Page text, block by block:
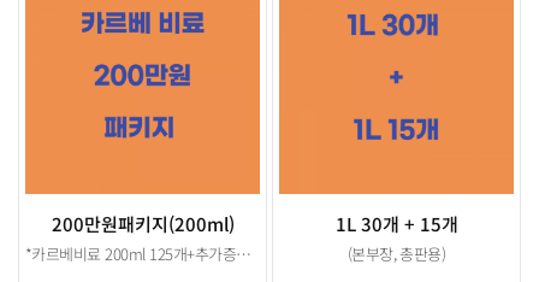
추가증정 : 20L 5개
회원가: 3,650,000
회원가: 730,000
200만원패키지(200ml)
*카르베비료 200ml 125개+추가증정 200ml 25개*
1L 30개 + 15개
(본부장, 총판용)